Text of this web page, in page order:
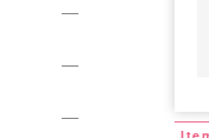
—
—
—